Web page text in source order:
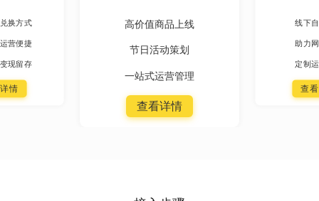
换方式
营便捷
现留存
情
高价值商品上线
节日活动策划
一站式运营管理
查看详情
线下
助力
定制
查